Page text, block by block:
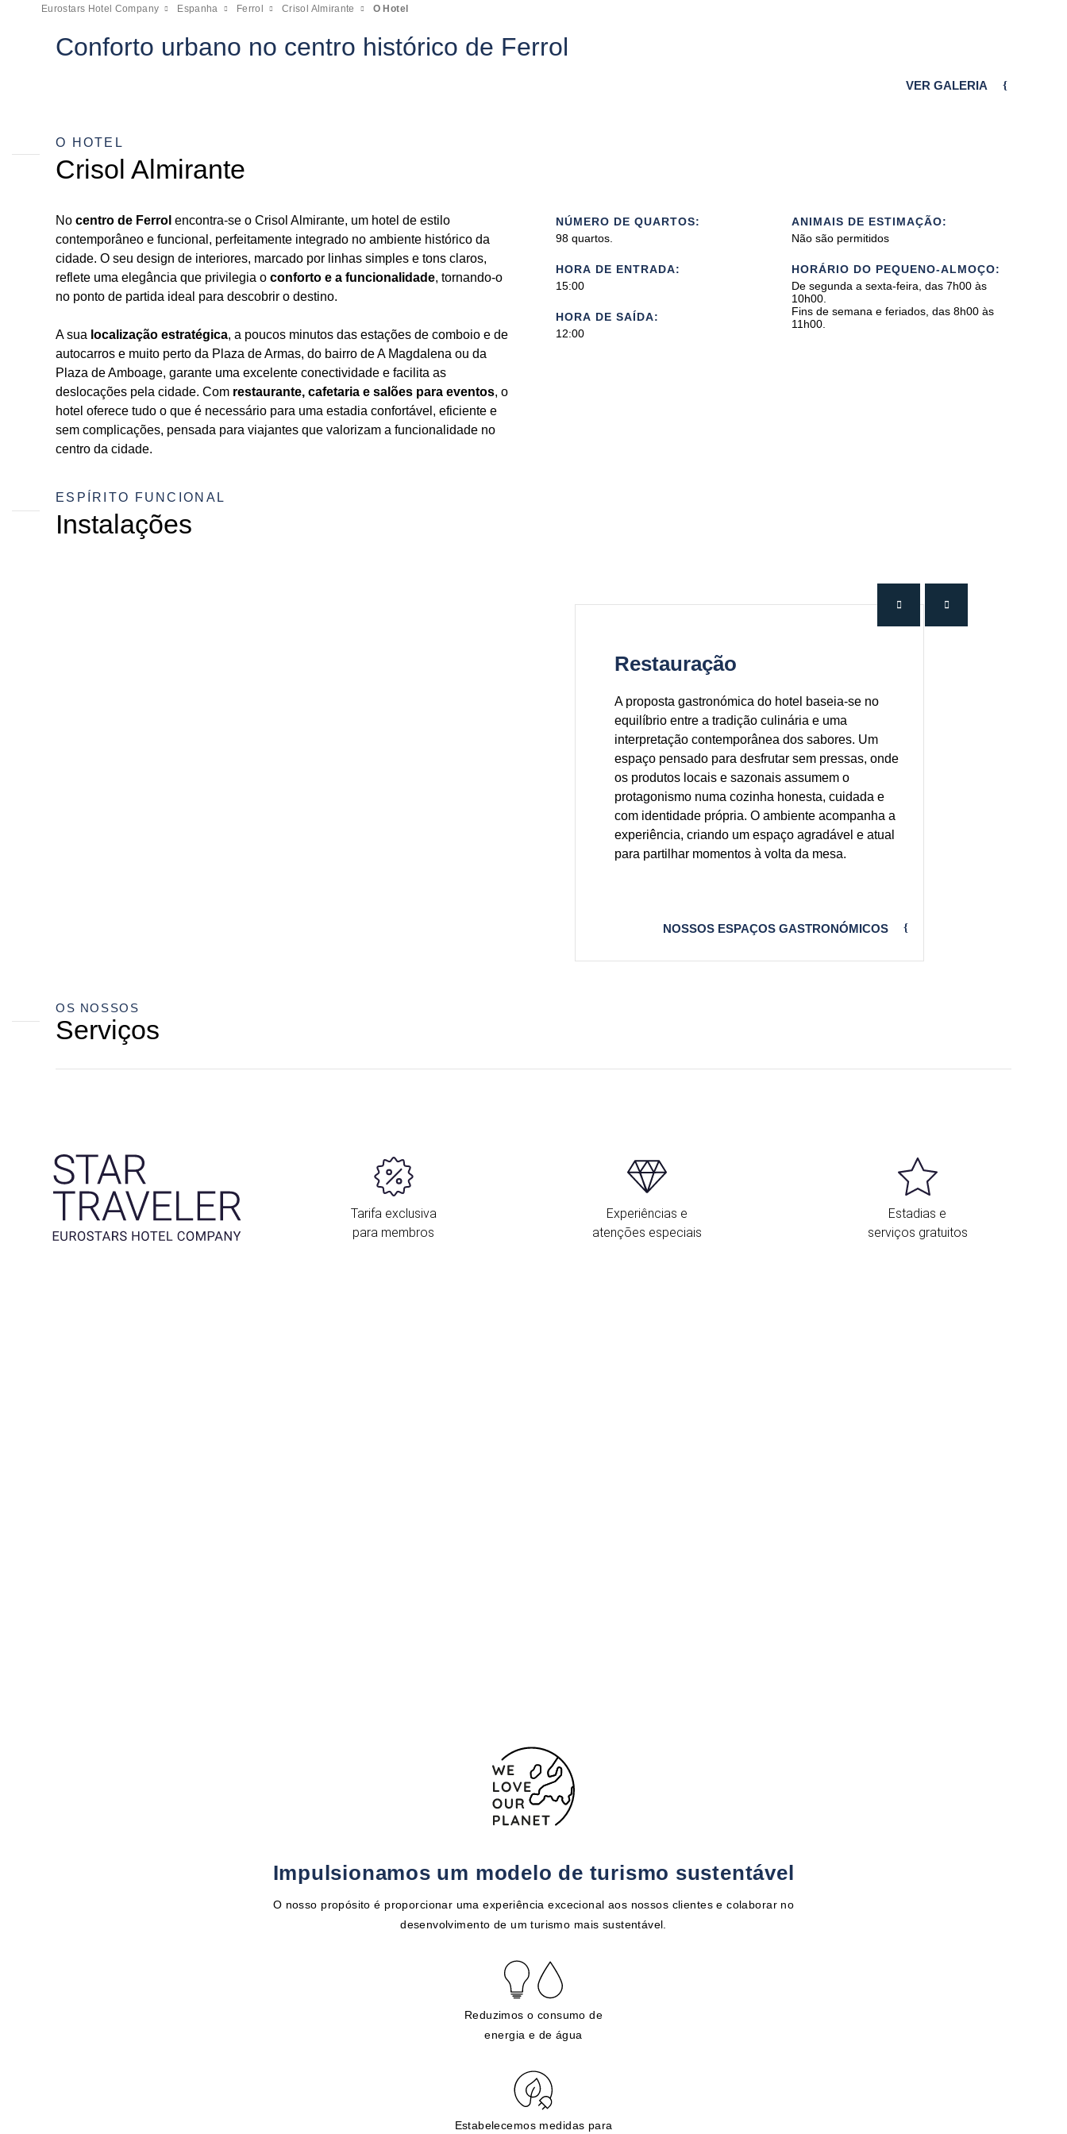
Eurostars Hotel Company Espanha Ferrol Crisol Almirante O Hotel
Conforto urbano no centro histórico de Ferrol
VER GALERIA
O HOTEL
Crisol Almirante
No centro de Ferrol encontra-se o Crisol Almirante, um hotel de estilo
contemporâneo e funcional, perfeitamente integrado no ambiente histórico da
cidade. O seu design de interiores, marcado por linhas simples e tons claros,
reflete uma elegância que privilegia o conforto e a funcionalidade, tornando-o
no ponto de partida ideal para descobrir o destino.
A sua localização estratégica, a poucos minutos das estações de comboio e de
autocarros e muito perto da Plaza de Armas, do bairro de A Magdalena ou da
Plaza de Amboage, garante uma excelente conectividade e facilita as
deslocações pela cidade. Com restaurante, cafetaria e salões para eventos, o
hotel oferece tudo o que é necessário para uma estadia confortável, eficiente e
sem complicações, pensada para viajantes que valorizam a funcionalidade no
centro da cidade.
NÚMERO DE QUARTOS:
98 quartos.
HORA DE ENTRADA:
15:00
HORA DE SAÍDA:
12:00
ANIMAIS DE ESTIMAÇÃO:
Não são permitidos
HORÁRIO DO PEQUENO-ALMOÇO:
De segunda a sexta-feira, das 7h00 às
10h00.
Fins de semana e feriados, das 8h00 às
11h00.
ESPÍRITO FUNCIONAL
Instalações
Restauração
A proposta gastronómica do hotel baseia-se no
equilíbrio entre a tradição culinária e uma
interpretação contemporânea dos sabores. Um
espaço pensado para desfrutar sem pressas, onde
os produtos locais e sazonais assumem o
protagonismo numa cozinha honesta, cuidada e
com identidade própria. O ambiente acompanha a
experiência, criando um espaço agradável e atual
para partilhar momentos à volta da mesa.
NOSSOS ESPAÇOS GASTRONÓMICOS
OS NOSSOS
Serviços
Tarifa exclusiva
para membros
Experiências e
atenções especiais
Estadias e
serviços gratuitos
Impulsionamos um modelo de turismo sustentável
O nosso propósito é proporcionar uma experiência excecional aos nossos clientes e colaborar no
desenvolvimento de um turismo mais sustentável.
Reduzimos o consumo de
energia e de água
Estabelecemos medidas para